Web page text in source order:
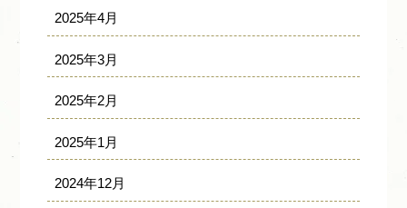
2025年4月
2025年3月
2025年2月
2025年1月
2024年12月